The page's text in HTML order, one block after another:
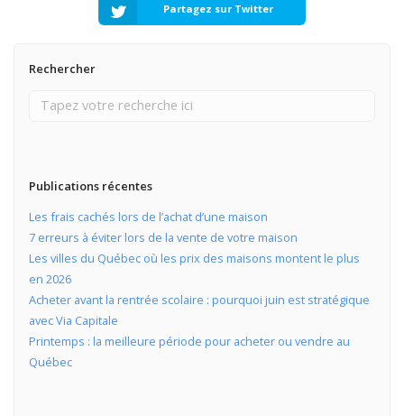
Partagez sur Twitter
Rechercher
Publications récentes
Les frais cachés lors de l’achat d’une maison
7 erreurs à éviter lors de la vente de votre maison
Les villes du Québec où les prix des maisons montent le plus
en 2026
Acheter avant la rentrée scolaire : pourquoi juin est stratégique
avec Via Capitale
Printemps : la meilleure période pour acheter ou vendre au
Québec